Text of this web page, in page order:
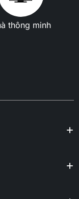
thông minh